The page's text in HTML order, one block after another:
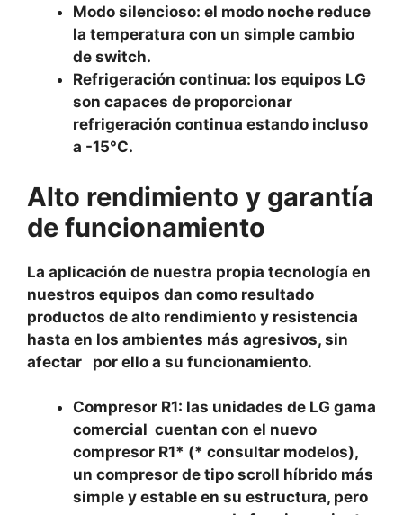
Modo silencioso: el modo noche reduce
la temperatura con un simple cambio
de switch.
Refrigeración continua: los equipos LG
son capaces de proporcionar
refrigeración continua estando incluso
a -15°C.
Alto rendimiento y garantía
de funcionamiento
La aplicación de nuestra propia tecnología en
nuestros equipos dan como resultado
productos de alto rendimiento y resistencia
hasta en los ambientes más agresivos, sin
afectar por ello a su funcionamiento.
Compresor R1: las unidades de LG gama
comercial cuentan con el nuevo
compresor R1* (* consultar modelos),
un compresor de tipo scroll híbrido más
simple y estable en su estructura, pero